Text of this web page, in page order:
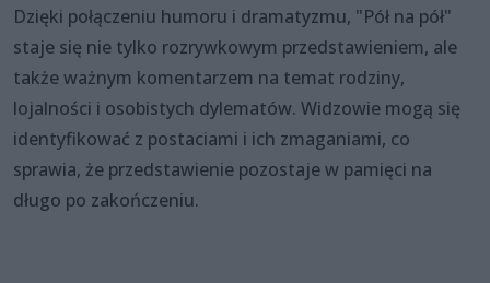
Dzięki połączeniu humoru i dramatyzmu, "Pół na pół"
staje się nie tylko rozrywkowym przedstawieniem, ale
także ważnym komentarzem na temat rodziny,
lojalności i osobistych dylematów. Widzowie mogą się
identyfikować z postaciami i ich zmaganiami, co
sprawia, że przedstawienie pozostaje w pamięci na
długo po zakończeniu.